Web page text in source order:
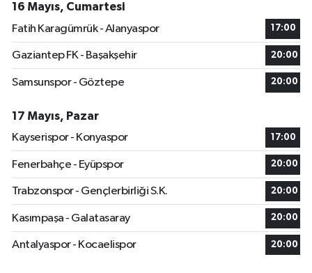
16 Mayıs, Cumartesi
Fatih Karagümrük - Alanyaspor
17:00
Gaziantep FK - Başakşehir 20:00
Samsunspor - Göztepe 20:00
17 Mayıs, Pazar
Kayserispor - Konyaspor
17:00
Fenerbahçe - Eyüpspor 20:00
Trabzonspor - Gençlerbirliği S.K. 20:00
Kasımpaşa - Galatasaray 20:00
Antalyaspor - Kocaelispor 20:00